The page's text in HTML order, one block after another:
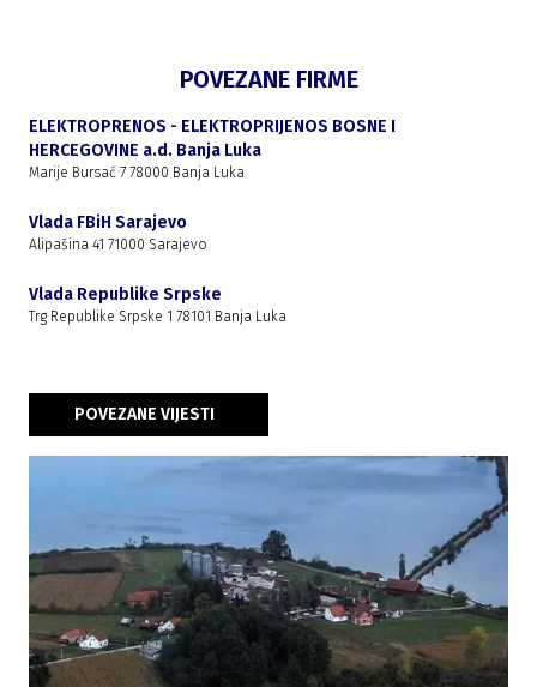
POVEZANE FIRME
ELEKTROPRENOS - ELEKTROPRIJENOS BOSNE I
HERCEGOVINE a.d. Banja Luka
Marije Bursać 7 78000 Banja Luka
Vlada FBiH Sarajevo
Alipašina 41 71000 Sarajevo
Vlada Republike Srpske
Trg Republike Srpske 1 78101 Banja Luka
POVEZANE VIJESTI